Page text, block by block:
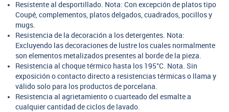
Resistente al desportillado. Nota: Con excepción de platos tipo
Coupé, complementos, platos delgados, cuadrados, pocillos y
mugs.
Resistencia de la decoración a los detergentes. Nota:
Excluyendo las decoraciones de lustre los cuales normalmente
son elementos metalizados presentes al borde de la pieza.
Resistencia al choque térmico hasta los 195°C. Nota. Sin
exposición o contacto directo a resistencias térmicas o llama y
válido solo para los productos de porcelana.
Resistencia al agrietamiento o cuarteado del esmalte a
cualquier cantidad de ciclos de lavado.